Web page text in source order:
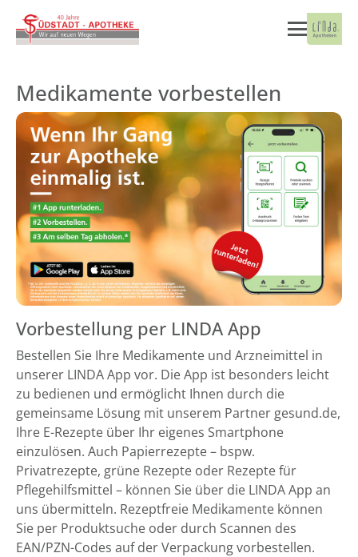
Medikamente vorbestellen
Vorbestellung per LINDA App
Bestellen Sie Ihre Medikamente und Arzneimittel in
unserer LINDA App vor. Die App ist besonders leicht
zu bedienen und ermöglicht Ihnen durch die
gemeinsame Lösung mit unserem Partner gesund.de,
Ihre E-Rezepte über Ihr eigenes Smartphone
einzulösen. Auch Papierrezepte – bspw.
Privatrezepte, grüne Rezepte oder Rezepte für
Pflegehilfsmittel – können Sie über die LINDA App an
uns übermitteln. Rezeptfreie Medikamente können
Sie per Produktsuche oder durch Scannen des
EAN/PZN-Codes auf der Verpackung vorbestellen.